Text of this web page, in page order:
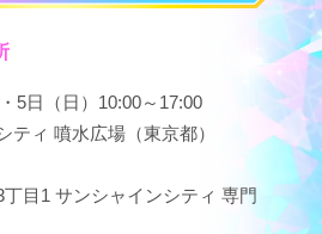
5日（日）10:00～17:00
ティ 噴水広場（東京都）
目1 サンシャインシティ 専門